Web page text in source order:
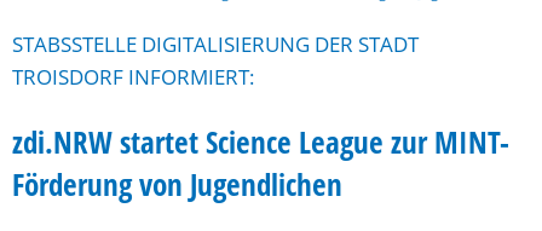
STABSSTELLE DIGITALISIERUNG DER STADT
TROISDORF INFORMIERT:
zdi.NRW startet Science League zur MINT-
Förderung von Jugendlichen